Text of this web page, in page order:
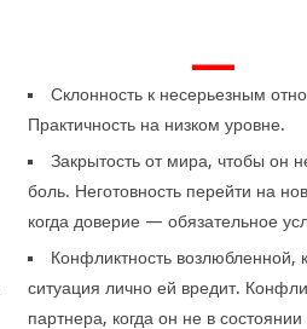
—
Склонность к несерьезным
Практичность на низком уровне.
Закрытость от мира, чтобы он
боль. Неготовность перейти на
когда доверие — обязательное
Конфликтность возлюбленной,
ситуация лично ей вредит.
партнера, когда он не в состоянии